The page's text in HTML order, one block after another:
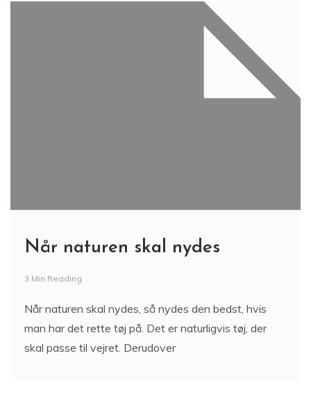
Når naturen skal nydes
3 Min Reading
Når naturen skal nydes, så nydes den bedst, hvis
man har det rette tøj på. Det er naturligvis tøj, der
skal passe til vejret. Derudover